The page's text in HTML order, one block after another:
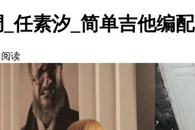
任素汐_简单吉他编配
阅读